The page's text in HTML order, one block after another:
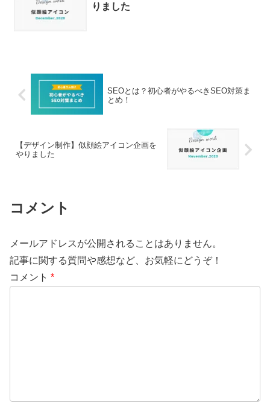
りました
SEOとは？初心者がやるべきSEO対策ま
とめ！
【デザイン制作】似顔絵アイコン企画を
やりました
コメント
メールアドレスが公開されることはありません。
記事に関する質問や感想など、お気軽にどうぞ！
コメント *